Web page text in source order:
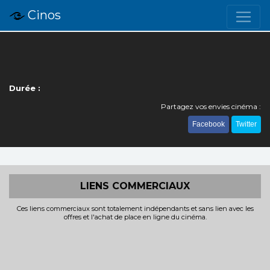
Cinos
Durée :
Partagez vos envies cinéma :
Facebook Twitter
LIENS COMMERCIAUX
Ces liens commerciaux sont totalement indépendants et sans lien avec les
offres et l'achat de place en ligne du cinéma.